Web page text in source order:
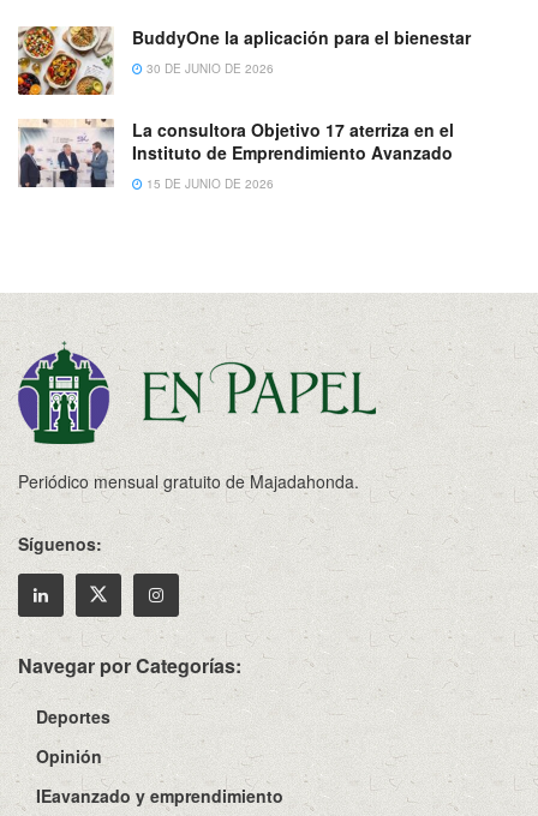
BuddyOne la aplicación para el bienestar
30 DE JUNIO DE 2026
La consultora Objetivo 17 aterriza en el
Instituto de Emprendimiento Avanzado
15 DE JUNIO DE 2026
Periódico mensual gratuito de Majadahonda.
Síguenos:
Navegar por Categorías:
Deportes
Opinión
IEavanzado y emprendimiento